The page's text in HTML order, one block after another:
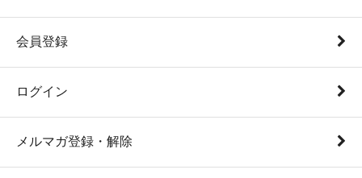
会員登録
ログイン
メルマガ登録・解除